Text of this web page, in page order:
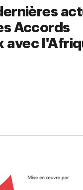
Accords
avec